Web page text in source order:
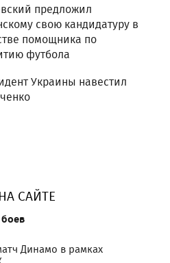
предложил
свою кандидатуру в
помощника по
футбола
Украины навестил
САЙТЕ
Динамо в рамках